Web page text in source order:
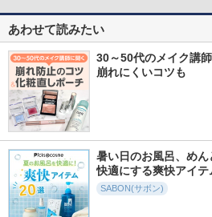
あわせて読みたい
30～50代のメイク講
崩れにくいコツも
暑い日のお風呂、め
快適にする爽快アイテ
SABON(サボン)